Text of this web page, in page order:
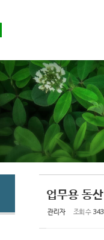
업무용 동
관리자 조회 수 343